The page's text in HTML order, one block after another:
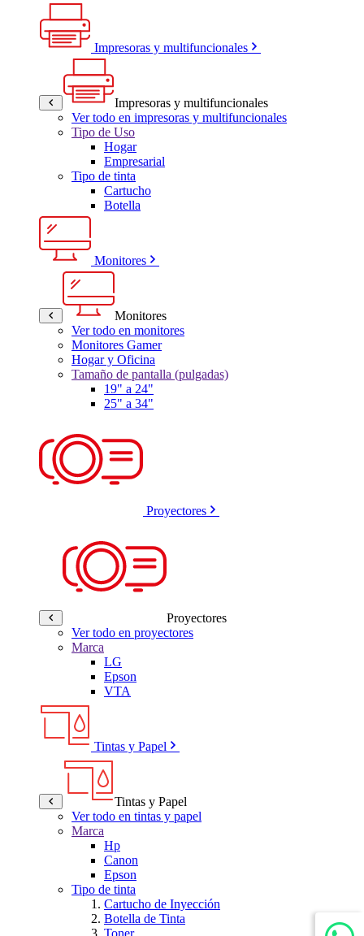
Impresoras y multifuncionales
Impresoras y multifuncionales
Ver todo en impresoras y multifuncionales
Tipo de Uso
Hogar
Empresarial
Tipo de tinta
Cartucho
Botella
Monitores
Monitores
Ver todo en monitores
Monitores Gamer
Hogar y Oficina
Tamaño de pantalla (pulgadas)
19" a 24"
25" a 34"
Proyectores
Proyectores
Ver todo en proyectores
Marca
LG
Epson
VTA
Tintas y Papel
Tintas y Papel
Ver todo en tintas y papel
Marca
Hp
Canon
Epson
Tipo de tinta
Cartucho de Inyección
Botella de Tinta
Toner